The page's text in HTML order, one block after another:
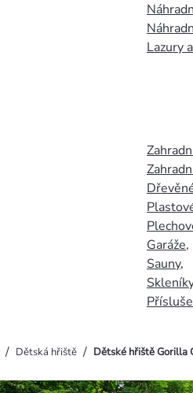
Lazury
Garáže,
Sauny,
Skleníky
/ Dětská hřiště / Dětské hřiště Gorilla